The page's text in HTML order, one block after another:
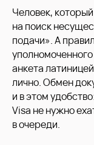
Человек,
на поиск
подачи». А
анкета
лично. Обмен
и в этом
Visa не нужно
в очереди.